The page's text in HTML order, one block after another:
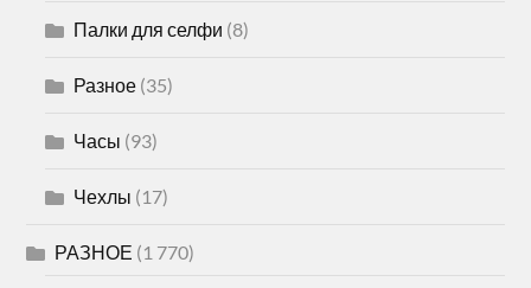
Палки для селфи (8)
Разное (35)
Часы (93)
Чехлы (17)
РАЗНОЕ (1 770)